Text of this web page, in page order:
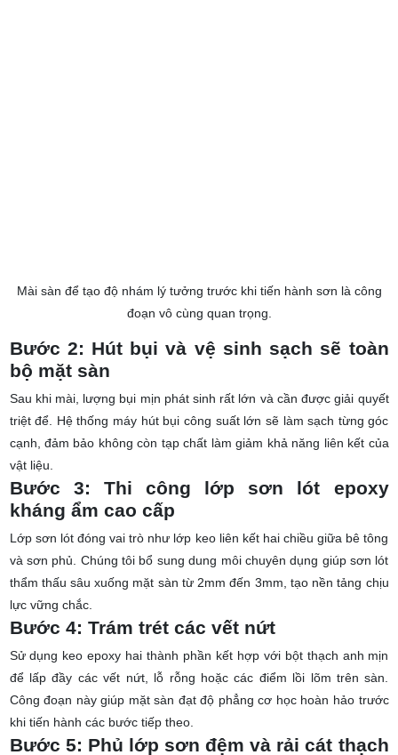
Mài sàn để tạo độ nhám lý tưởng trước khi tiến hành sơn là công
đoạn vô cùng quan trọng.
Bước 2: Hút bụi và vệ sinh sạch sẽ toàn
bộ mặt sàn
Sau khi mài, lượng bụi mịn phát sinh rất lớn và cần được giải quyết
triệt để. Hệ thống máy hút bụi công suất lớn sẽ làm sạch từng góc
cạnh, đảm bảo không còn tạp chất làm giảm khả năng liên kết của
vật liệu.
Bước 3: Thi công lớp sơn lót epoxy
kháng ẩm cao cấp
Lớp sơn lót đóng vai trò như lớp keo liên kết hai chiều giữa bê tông
và sơn phủ. Chúng tôi bổ sung dung môi chuyên dụng giúp sơn lót
thẩm thấu sâu xuống mặt sàn từ 2mm đến 3mm, tạo nền tảng chịu
lực vững chắc.
Bước 4: Trám trét các vết nứt
Sử dụng keo epoxy hai thành phần kết hợp với bột thạch anh mịn
để lấp đầy các vết nứt, lỗ rỗng hoặc các điểm lồi lõm trên sàn.
Công đoạn này giúp mặt sàn đạt độ phẳng cơ học hoàn hảo trước
khi tiến hành các bước tiếp theo.
Bước 5: Phủ lớp sơn đệm và rải cát thạch